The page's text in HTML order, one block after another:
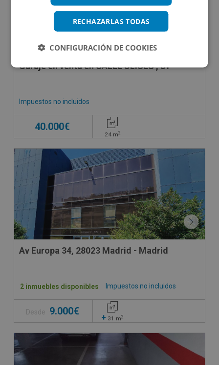
Garaje en venta en CALLE ULISES , 81
Impuestos no incluidos
40.000€
24 m2
Av Europa 34, 28023 Madrid - Madrid
Impuestos no incluidos
2 inmuebles disponibles
Desde 9.000€
+ 31 m2
RECHAZARLAS TODAS
CONFIGURACIÓN DE COOKIES